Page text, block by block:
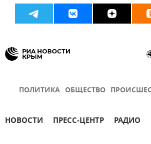
ПОЛИТИКА ОБЩЕСТВО
НОВОСТИ ПРЕСС-ЦЕНТР РАДИО